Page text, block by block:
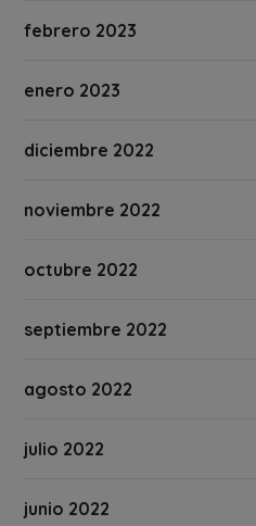
febrero 2023
enero 2023
diciembre 2022
noviembre 2022
octubre 2022
septiembre 2022
agosto 2022
julio 2022
junio 2022